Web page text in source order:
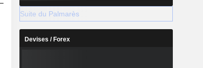
Suite du Palmarès
Devises / Forex